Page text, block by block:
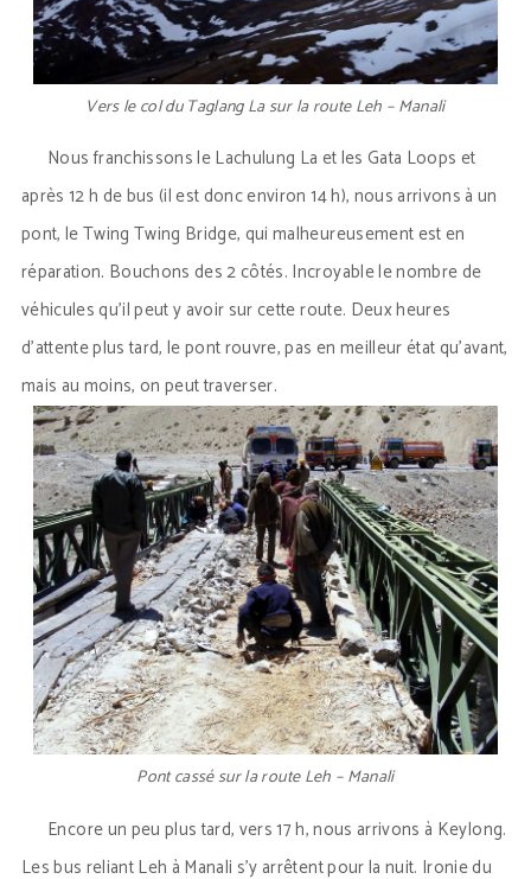
Vers le col du Taglang La sur la route Leh – Manali
Nous franchissons le Lachulung La et les Gata Loops et
après 12 h de bus (il est donc environ 14 h), nous arrivons à un
pont, le Twing Twing Bridge, qui malheureusement est en
réparation. Bouchons des 2 côtés. Incroyable le nombre de
véhicules qu’il peut y avoir sur cette route. Deux heures
d’attente plus tard, le pont rouvre, pas en meilleur état qu’avant,
mais au moins, on peut traverser.
Pont cassé sur la route Leh – Manali
Encore un peu plus tard, vers 17 h, nous arrivons à Keylong.
Les bus reliant Leh à Manali s’y arrêtent pour la nuit. Ironie du